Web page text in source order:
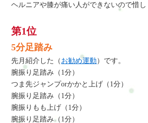
ヘルニアや膝が痛い人ができないので惜し
第1位
5分足踏み
先月紹介した（ お勧め運動 ）です。
腕振り足踏み（1分）
つま先ジャンプorかかと上げ（1分）
腕振り足踏み（1分）
腕振りもも上げ（1分）
腕振り足踏み（1分）